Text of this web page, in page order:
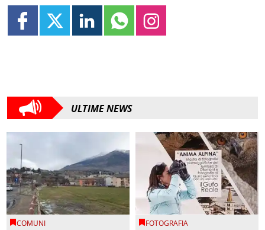
ULTIME NEWS
COMUNI FOTOGRAFIA